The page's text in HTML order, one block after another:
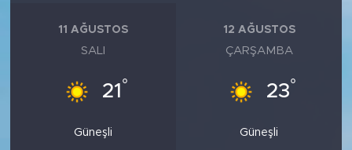
11 AĞUSTOS
SALI
21 °
Güneşli
12 AĞUSTOS
ÇARŞAMBA
23°
Güneşli